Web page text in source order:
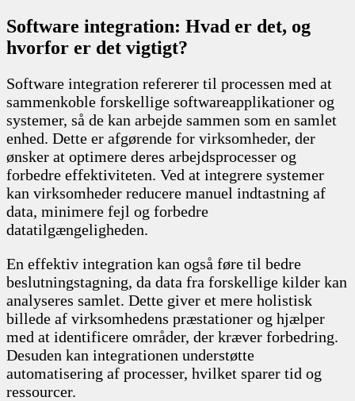
Software integration: Hvad er det, og
hvorfor er det vigtigt?
Software integration refererer til processen med at
sammenkoble forskellige softwareapplikationer og
systemer, så de kan arbejde sammen som en samlet
enhed. Dette er afgørende for virksomheder, der
ønsker at optimere deres arbejdsprocesser og
forbedre effektiviteten. Ved at integrere systemer
kan virksomheder reducere manuel indtastning af
data, minimere fejl og forbedre
datatilgængeligheden.
En effektiv integration kan også føre til bedre
beslutningstagning, da data fra forskellige kilder kan
analyseres samlet. Dette giver et mere holistisk
billede af virksomhedens præstationer og hjælper
med at identificere områder, der kræver forbedring.
Desuden kan integrationen understøtte
automatisering af processer, hvilket sparer tid og
ressourcer.